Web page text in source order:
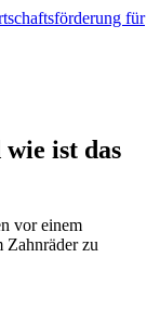
für
ist das